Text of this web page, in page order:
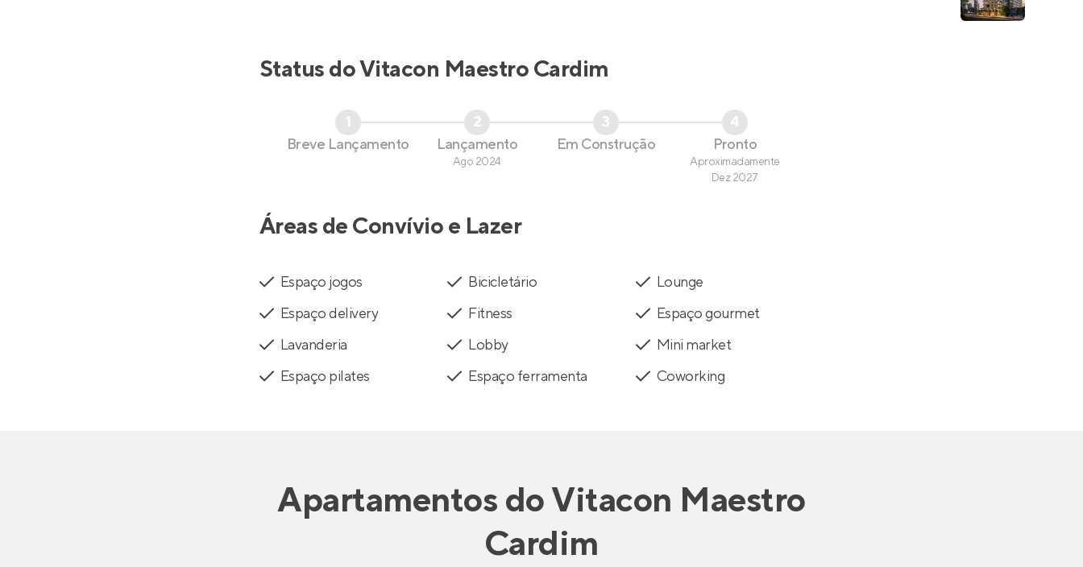
Status doVitacon Maestro Cardim
1
Breve Lançamento
2
Lançamento
Ago 2024
3
Em Construção
4
Pronto
Aproximadamente
Dez 2027
Áreas de Convívio e Lazer
Espaço jogos Bicicletário
Lounge
Espaço delivery
Fitness
Espaço gourmet
Lavanderia
Lobby
Mini market
Espaço pilates
Espaço ferramenta Coworking
Apartamentos doVitacon Maestro
Cardim